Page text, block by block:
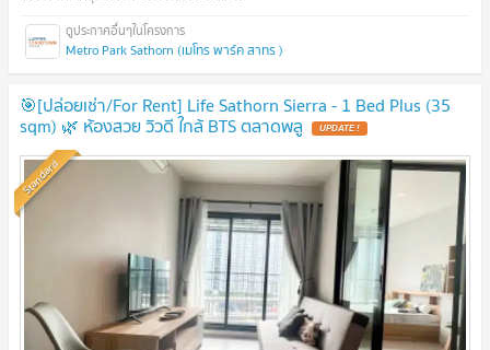
Metro Park Sathorn (เมโทร พาร์ค สาทร )
🎯[ปล่อยเช่า/For Rent] Life Sathorn Sierra - 1 Bed Plus (35
sqm) 🌿 ห้องสวย วิวดี ใกล้ BTS ตลาดพลู UPDATE !
Standard